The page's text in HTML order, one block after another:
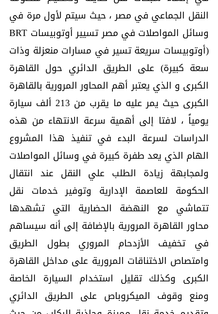
النقل الجماعي في مصر ، حيث سيتم لأول مرة في
وسائل المواصلات في مصر تسيير أوتوبيسات BRT
(أوتوبيسات سريعة تسير في مسارات منعزلة وذات
سعة كبيرة) على الطريق الدائري حول القاهرة
الكبرى و الذي يعتبر أهم المحاور المرورية بالقاهرة
الكبرى حيث يمر عليه ما يقرب من 213 ألف سيارة
يومياً ، لافتا إلى أهمية سرعة الانتهاء من هذه
الدراسات لسرعة البدء في تنفيذ هذا المشروع
الهام الذي يعد طفرة كبيرة في وسائل المواصلات
ولمجابهة زيادة الطلب علي النقل عند انتقال
الحكومة للعاصمة الإدارية وتوفير خدمات نقل
تتماشي مع النهضة الحضارية التي تشهدها
محاور القاهرة المرورية بالإضافة إلى أنه سيساهم
في تخفيف الأزدحام المروري بطول الطريق
وامتصاص الاختناقات المرورية على مداخل القاهرة
الكبرى وكذلك تقليل استخدام السيارة الخاصة
ومنع وقوف الميكروباص على الطريق الدائري